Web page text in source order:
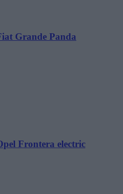
Grande Panda
Frontera electric